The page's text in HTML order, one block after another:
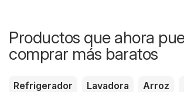
Productos que ahora
comprar más baratos
Refrigerador Lavadora Arroz